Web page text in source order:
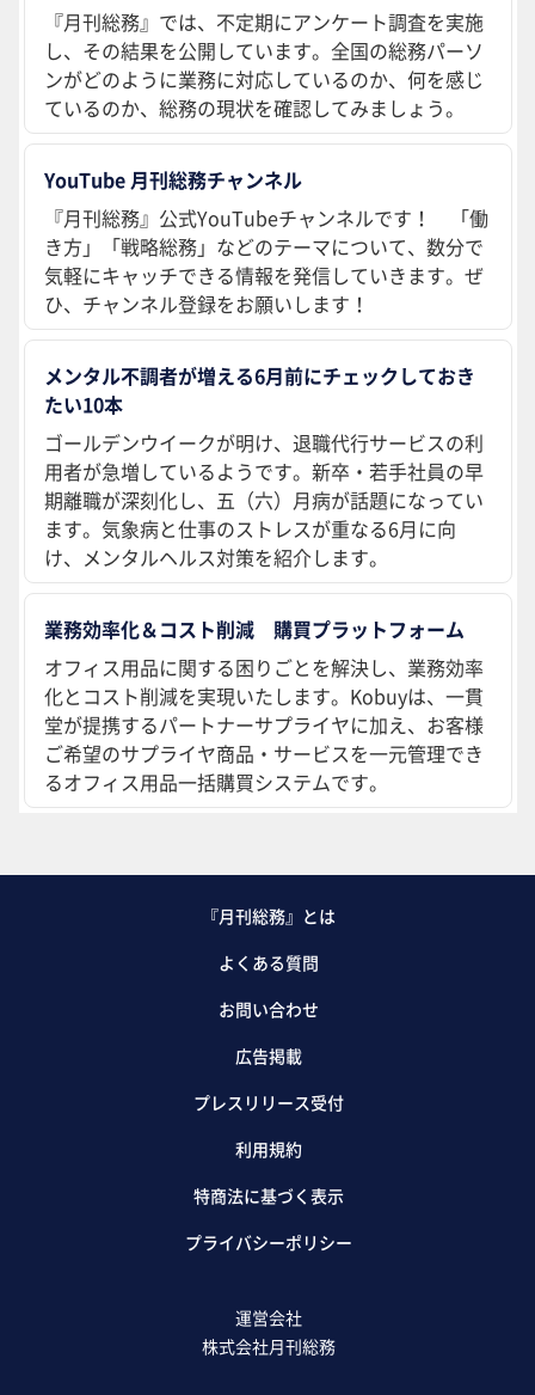
『月刊総務』では、不定期にアンケート調査を実施
し、その結果を公開しています。全国の総務パーソ
ンがどのように業務に対応しているのか、何を感じ
ているのか、総務の現状を確認してみましょう。
YouTube 月刊総務チャンネル
『月刊総務』公式YouTubeチャンネルです！ 「働
き方」「戦略総務」などのテーマについて、数分で
気軽にキャッチできる情報を発信していきます。ぜ
ひ、チャンネル登録をお願いします！
メンタル不調者が増える6月前にチェックしておき
たい10本
ゴールデンウイークが明け、退職代行サービスの利
用者が急増しているようです。新卒・若手社員の早
期離職が深刻化し、五（六）月病が話題になってい
ます。気象病と仕事のストレスが重なる6月に向
け、メンタルヘルス対策を紹介します。
業務効率化＆コスト削減 購買プラットフォーム
オフィス用品に関する困りごとを解決し、業務効率
化とコスト削減を実現いたします。Kobuyは、一貫
堂が提携するパートナーサプライヤに加え、お客様
ご希望のサプライヤ商品・サービスを一元管理でき
るオフィス用品一括購買システムです。
『月刊総務』とは
よくある質問
お問い合わせ
広告掲載
プレスリリース受付
利用規約
特商法に基づく表示
プライバシーポリシー
運営会社
株式会社月刊総務